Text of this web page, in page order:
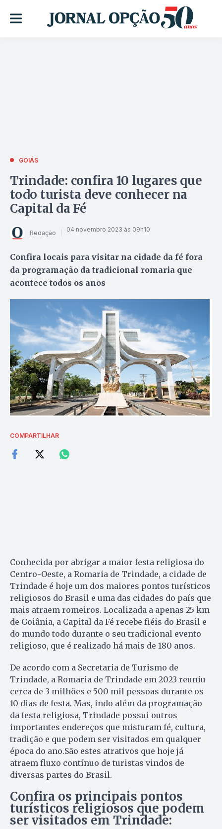
GOIÁS
Trindade: confira 10 lugares que
todo turista deve conhecer na
Capital da Fé
Redação 04 novembro 2023 às 09h10
Confira locais para visitar na cidade da fé fora
da programação da tradicional romaria que
acontece todos os anos
COMPARTILHAR
Conhecida por abrigar a maior festa religiosa do
Centro-Oeste, a Romaria de Trindade, a cidade de
Trindade é hoje um dos maiores pontos turísticos
religiosos do Brasil e uma das cidades do país que
mais atraem romeiros. Localizada a apenas 25 km
de Goiânia, a Capital da Fé recebe fiéis do Brasil e
do mundo todo durante o seu tradicional evento
religioso, que é realizado há mais de 180 anos.
De acordo com a Secretaria de Turismo de
Trindade, a Romaria de Trindade em 2023 reuniu
cerca de 3 milhões e 500 mil pessoas durante os
10 dias de festa. Mas, indo além da programação
da festa religiosa, Trindade possui outros
importantes endereços que misturam fé, cultura,
tradição e que podem ser visitados em qualquer
época do ano.São estes atrativos que hoje já
atraem fluxo contínuo de turistas vindos de
diversas partes do Brasil.
Confira os principais pontos
turísticos religiosos que podem
ser visitados em Trindade: